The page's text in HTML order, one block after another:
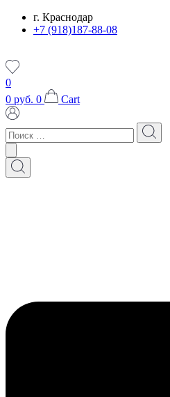
Перейтиг. Краснодар
+7 (918)187-88-08
0
0 руб. 0 Cart